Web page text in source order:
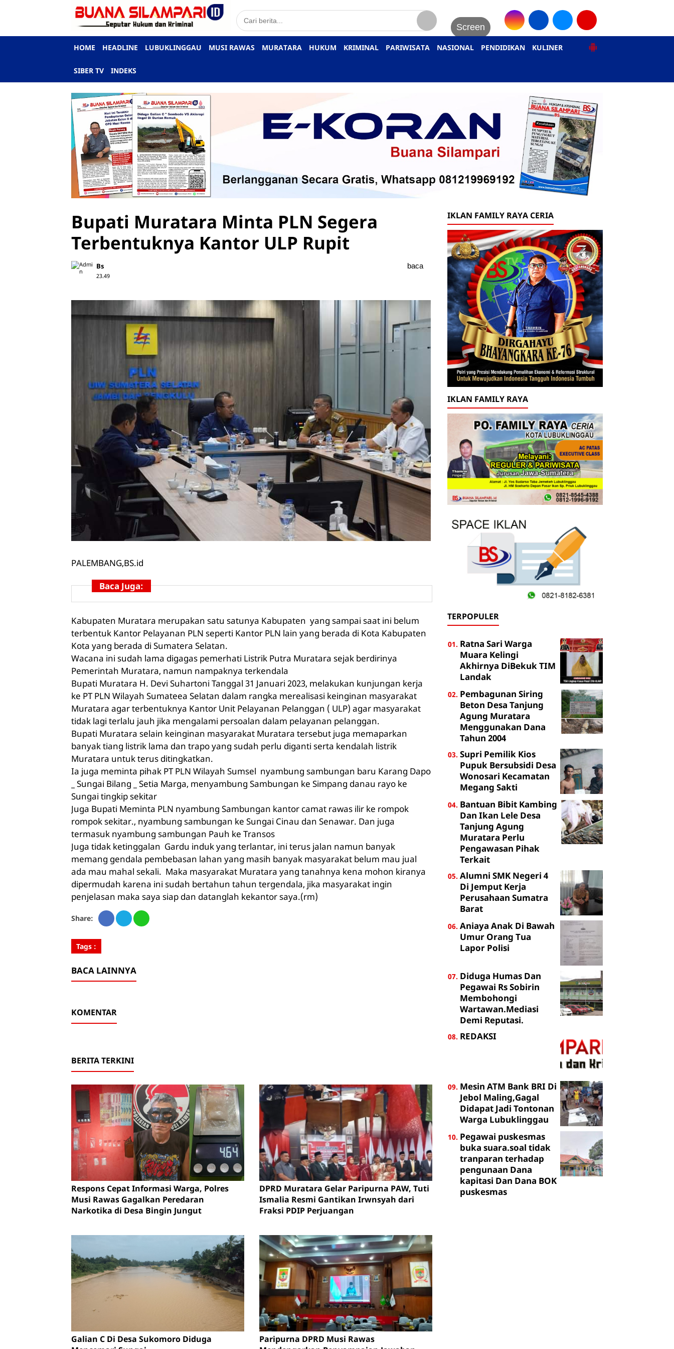
Screen
HOME HEADLINE LUBUKLINGGAU MUSI RAWAS MURATARA HUKUM KRIMINAL PARIWISATA NASIONAL PENDIDIKAN KULINER
SIBER TV INDEKS
Bupati Muratara Minta PLN Segera
Terbentuknya Kantor ULP Rupit
Bs
23.49
baca
PALEMBANG,BS.id
Baca Juga:
Kabupaten Muratara merupakan satu satunya Kabupaten yang sampai saat ini belum
terbentuk Kantor Pelayanan PLN seperti Kantor PLN lain yang berada di Kota Kabupaten
Kota yang berada di Sumatera Selatan.
Wacana ini sudah lama digagas pemerhati Listrik Putra Muratara sejak berdirinya
Pemerintah Muratara, namun nampaknya terkendala
Bupati Muratara H. Devi Suhartoni Tanggal 31 Januari 2023, melakukan kunjungan kerja
ke PT PLN Wilayah Sumateea Selatan dalam rangka merealisasi keinginan masyarakat
Muratara agar terbentuknya Kantor Unit Pelayanan Pelanggan ( ULP) agar masyarakat
tidak lagi terlalu jauh jika mengalami persoalan dalam pelayanan pelanggan.
Bupati Muratara selain keinginan masyarakat Muratara tersebut juga memaparkan
banyak tiang listrik lama dan trapo yang sudah perlu diganti serta kendalah listrik
Muratara untuk terus ditingkatkan.
Ia juga meminta pihak PT PLN Wilayah Sumsel nyambung sambungan baru Karang Dapo
_ Sungai Bilang _ Setia Marga, menyambung Sambungan ke Simpang danau rayo ke
Sungai tingkip sekitar
Juga Bupati Meminta PLN nyambung Sambungan kantor camat rawas ilir ke rompok
rompok sekitar., nyambung sambungan ke Sungai Cinau dan Senawar. Dan juga
termasuk nyambung sambungan Pauh ke Transos
Juga tidak ketinggalan Gardu induk yang terlantar, ini terus jalan namun banyak
memang gendala pembebasan lahan yang masih banyak masyarakat belum mau jual
ada mau mahal sekali. Maka masyarakat Muratara yang tanahnya kena mohon kiranya
dipermudah karena ini sudah bertahun tahun tergendala, jika masyarakat ingin
penjelasan maka saya siap dan datanglah kekantor saya.(rm)
Share:
Tags :
BACA LAINNYA
KOMENTAR
BERITA TERKINI
Respons Cepat Informasi Warga, Polres
Musi Rawas Gagalkan Peredaran
Narkotika di Desa Bingin Jungut
DPRD Muratara Gelar Paripurna PAW, Tuti
Ismalia Resmi Gantikan Irwnsyah dari
Fraksi PDIP Perjuangan
Galian C Di Desa Sukomoro Diduga
Paripurna DPRD Musi Rawas
IKLAN FAMILY RAYA CERIA
IKLAN FAMILY RAYA
TERPOPULER
Ratna Sari Warga
Muara Kelingi
Akhirnya DiBekuk TIM
Landak
Pembagunan Siring
Beton Desa Tanjung
Agung Muratara
Menggunakan Dana
Tahun 2004
Supri Pemilik Kios
Pupuk Bersubsidi Desa
Wonosari Kecamatan
Megang Sakti
Bantuan Bibit Kambing
Dan Ikan Lele Desa
Tanjung Agung
Muratara Perlu
Pengawasan Pihak
Terkait
Alumni SMK Negeri 4
Di Jemput Kerja
Perusahaan Sumatra
Barat
Aniaya Anak Di Bawah
Umur Orang Tua
Lapor Polisi
Diduga Humas Dan
Pegawai Rs Sobirin
Membohongi
Wartawan.Mediasi
Demi Reputasi.
REDAKSI
Mesin ATM Bank BRI Di
Jebol Maling,Gagal
Didapat Jadi Tontonan
Warga Lubuklinggau
Pegawai puskesmas
buka suara.soal tidak
tranparan terhadap
pengunaan Dana
kapitasi Dan Dana BOK
puskesmas